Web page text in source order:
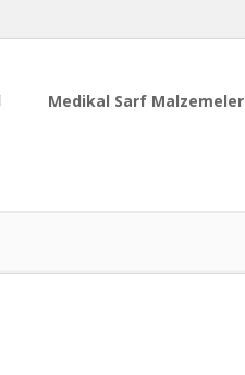
Medikal Sarf Malzemeler